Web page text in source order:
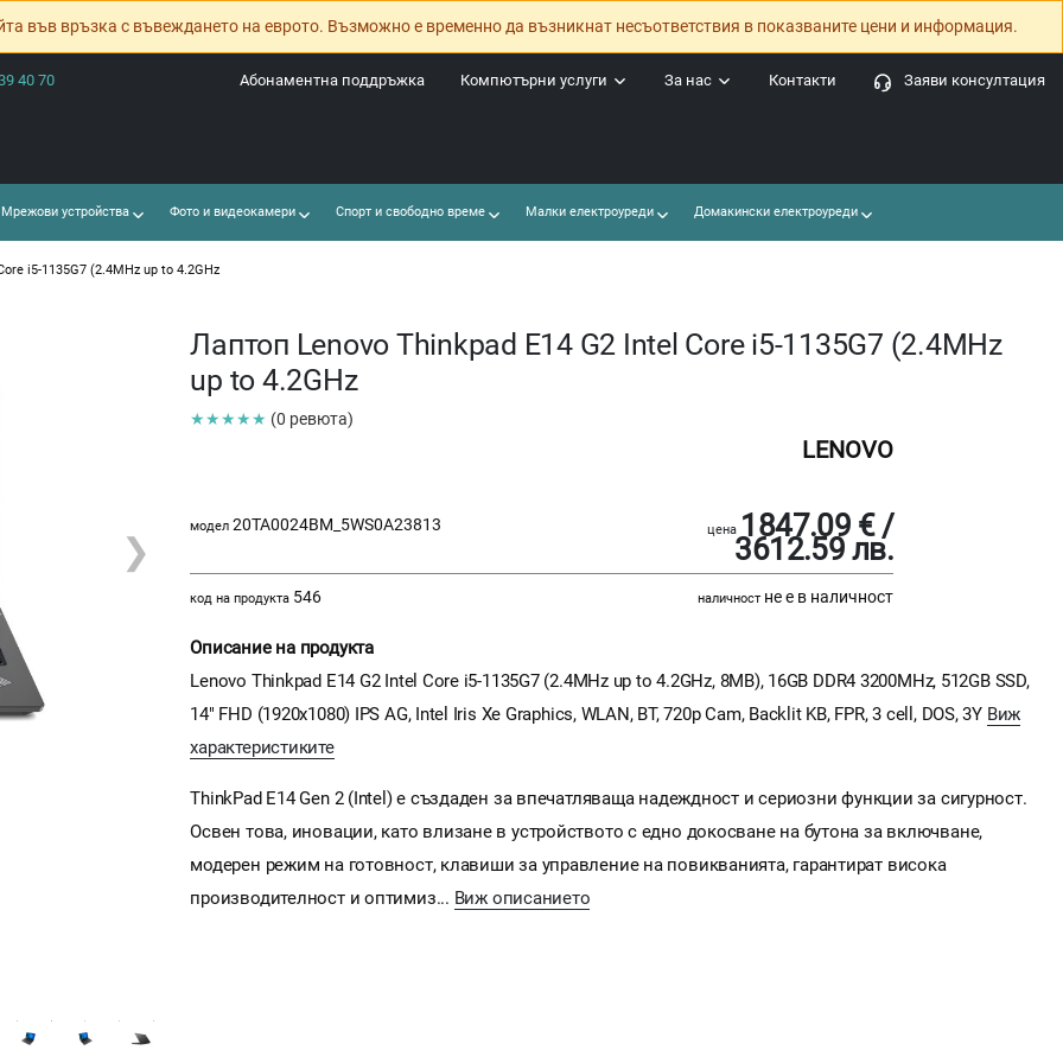
във връзка с въвеждането на еврото. Възможно е временно да възникнат несъответствия в показваните цени и информация.
40 70 Заяви консултация
Контакти
За нас
Компютърни услуги
Абонаментна поддръжка
устройства Фото и видеокамери Спорт и свободно време Малки електроуреди Домакински електроуреди
i5-1135G7 (2.4MHz up to 4.2GHz
❯
Лаптоп Lenovo Thinkpad E14 G2 Intel Core i5-1135G7 (2.4MHz
up to 4.2GHz
★★★★★ (0 ревюта)
LENOVO
модел 20TA0024BM_5WS0A23813 цена 1847.09 € /
3612.59 лв.
код на продукта 546 наличност не е в наличност
Описание на продукта
Lenovo Thinkpad E14 G2 Intel Core i5-1135G7 (2.4MHz up to 4.2GHz, 8MB), 16GB DDR4 3200MHz, 512GB SSD,
14" FHD (1920x1080) IPS AG, Intel Iris Xe Graphics, WLAN, BT, 720p Cam, Backlit KB, FPR, 3 cell, DOS, 3Y Виж
характеристиките
ThinkPad E14 Gen 2 (Intel) е създаден за впечатляваща надеждност и сериозни функции за сигурност.
Освен това, иновации, като влизане в устройството с едно докосване на бутона за включване,
модерен режим на готовност, клавиши за управление на повикванията, гарантират висока
производителност и оптимиз... Виж описанието